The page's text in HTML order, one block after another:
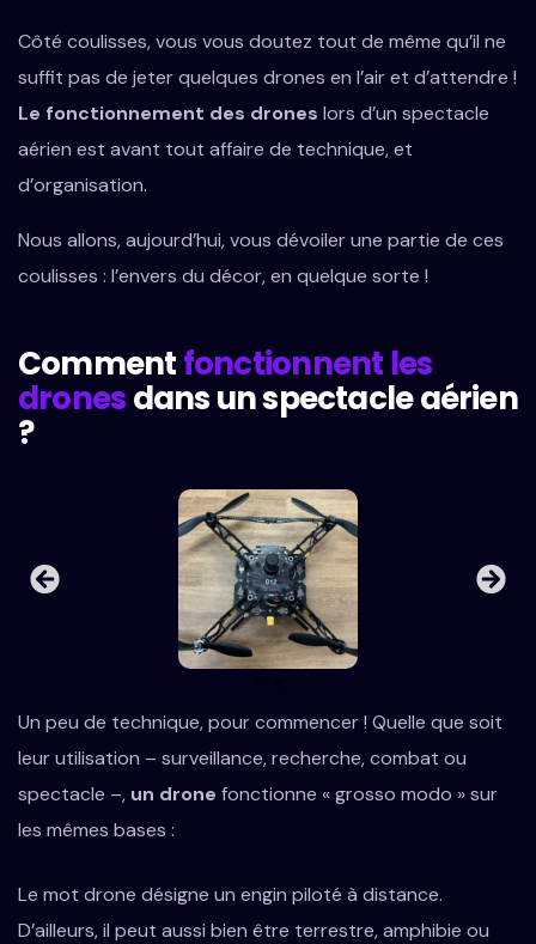
Côté coulisses, vous vous doutez tout de même qu’il ne
suffit pas de jeter quelques drones en l’air et d’attendre !
Le fonctionnement des drones lors d’un spectacle
aérien est avant tout affaire de technique, et
d’organisation.
Nous allons, aujourd’hui, vous dévoiler une partie de ces
coulisses : l’envers du décor, en quelque sorte !
Commentfonctionnent les
dronesdans un spectacle aérien
?
Un peu de technique, pour commencer ! Quelle que soit
leur utilisation – surveillance, recherche, combat ou
spectacle –, un drone fonctionne « grosso modo » sur
les mêmes bases :
Le mot drone désigne un engin piloté à distance.
D’ailleurs, il peut aussi bien être terrestre, amphibie ou